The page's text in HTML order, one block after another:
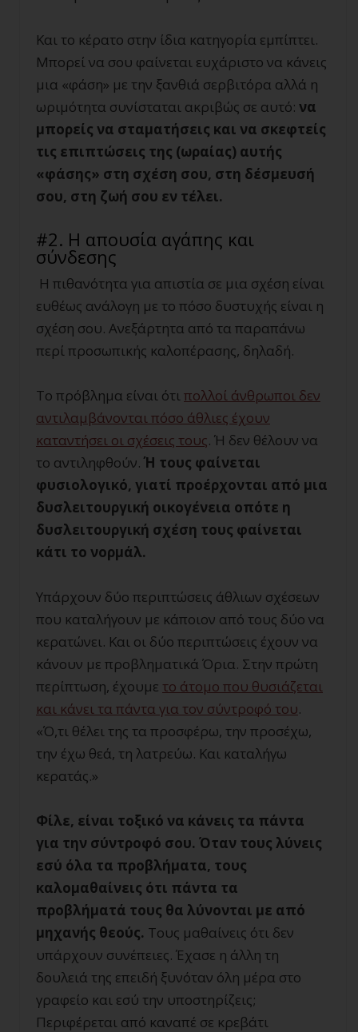
Και το κέρατο στην ίδια κατηγορία εμπίπτει.
Μπορεί να σου φαίνεται ευχάριστο να κάνεις
μια «φάση» με την ξανθιά σερβιτόρα αλλά η
ωριμότητα συνίσταται ακριβώς σε αυτό: να
μπορείς να σταματήσεις και να σκεφτείς
τις επιπτώσεις της (ωραίας) αυτής
«φάσης» στη σχέση σου, στη δέσμευσή
σου, στη ζωή σου εν τέλει.
#2. Η απουσία αγάπης και
σύνδεσης
Η πιθανότητα για απιστία σε μια σχέση είναι
ευθέως ανάλογη με το πόσο δυστυχής είναι η
σχέση σου. Ανεξάρτητα από τα παραπάνω
περί προσωπικής καλοπέρασης, δηλαδή.
Το πρόβλημα είναι ότι πολλοί άνθρωποι δεν
αντιλαμβάνονται πόσο άθλιες έχουν
καταντήσει οι σχέσεις τους. Ή δεν θέλουν να
το αντιληφθούν. Ή τους φαίνεται
φυσιολογικό, γιατί προέρχονται από μια
δυσλειτουργική οικογένεια οπότε η
δυσλειτουργική σχέση τους φαίνεται
κάτι το νορμάλ.
Υπάρχουν δύο περιπτώσεις άθλιων σχέσεων
που καταλήγουν με κάποιον από τους δύο να
κερατώνει. Και οι δύο περιπτώσεις έχουν να
κάνουν με προβληματικά Όρια. Στην πρώτη
περίπτωση, έχουμε το άτομο που θυσιάζεται
και κάνει τα πάντα για τον σύντροφό του.
«Ό,τι θέλει της τα προσφέρω, την προσέχω,
την έχω θεά, τη λατρεύω. Και καταλήγω
κερατάς.»
Φίλε, είναι τοξικό να κάνεις τα πάντα
για την σύντροφό σου. Όταν τους λύνεις
εσύ όλα τα προβλήματα, τους
καλομαθαίνεις ότι πάντα τα
προβλήματά τους θα λύνονται με από
μηχανής θεούς. Τους μαθαίνεις ότι δεν
υπάρχουν συνέπειες. Έχασε η άλλη τη
δουλειά της επειδή ξυνόταν όλη μέρα στο
γραφείο και εσύ την υποστηρίζεις;
Περιφέρεται από καναπέ σε κρεβάτι